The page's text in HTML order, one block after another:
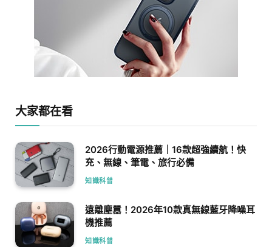
大家都在看
2026行動電源推薦｜16款超強續航！快
充、無線、筆電、旅行必備
知識科普
遠離塵囂！2026年10款真無線藍牙降噪耳
機推薦
知識科普